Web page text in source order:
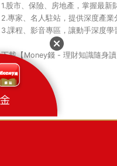
1.股市、保險、房地產，掌握最新
2.專家、名人駐站，提供深度產業
3.課程、影音專區，讓動手深度學
下載【Money錢 - 理財知識隨身讀